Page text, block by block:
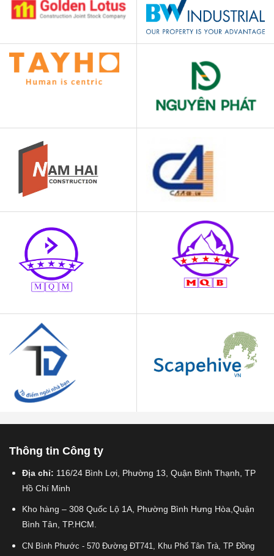
Thông tin Công ty
Địa chỉ: 116/24 Bình Lợi, Phường 13, Quận Bình Thạnh, TP
Hồ Chí Minh
Kho hàng – 308 Quốc Lộ 1A, Phường Bình Hưng Hòa,Quận
Bình Tân, TP.HCM.
CN Bình Phước - 570 Đường ĐT741, Khu Phố Tân Trà, TP Đồng